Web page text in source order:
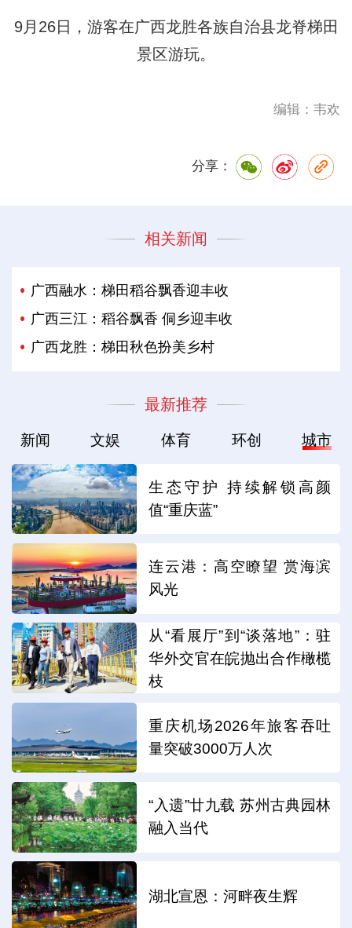
9月26日，游客在广西龙胜各族自治县龙脊梯田
景区游玩。
编辑：韦欢
分享：
相关新闻
广西融水：梯田稻谷飘香迎丰收
广西三江：稻谷飘香 侗乡迎丰收
广西龙胜：梯田秋色扮美乡村
最新推荐
新闻 文娱 体育 环创 城市
生态守护 持续解锁高颜
值“重庆蓝”
连云港：高空瞭望 赏海滨
风光
从“看展厅”到“谈落地”：驻
华外交官在皖抛出合作橄榄
枝
重庆机场2026年旅客吞吐
量突破3000万人次
“入遗”廿九载 苏州古典园林
融入当代
湖北宣恩：河畔夜生辉